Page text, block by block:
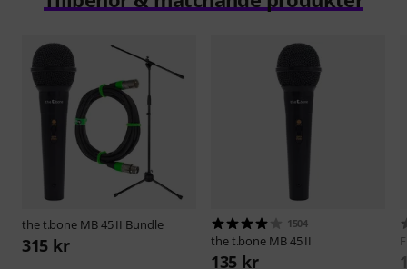
the t.bone MB 45 II Bundle
315 kr
1504
the t.bone MB 45 II
135 kr